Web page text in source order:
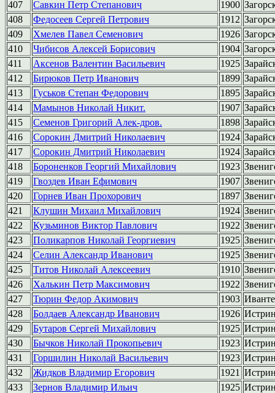
407 Савкин Петр Степанович 1900
408
Федосеев Сергей Петрович 1912
409
Хмелев Павел Семенович 1926
410
Чибисов Алексей Борисович 1904
411
Аксенов Валентин Васильевич 1925
412
Бирюков Петр Иванович 1899
413
Гуськов Степан Федорович 1895
414
Мамынов Николай Никит. 1907
415
Семенов Григорий Алек-дров. 1898
416
Сорокин Дмитрий Николаевич 1924
417
Сорокин Дмитрий Николаевич 1924
418
Бороненков Георгий Михайлович 1923
419
Гвоздев Иван Ефимович 1907
420
Горнев Иван Прохорович 1897
421
Клушин Михаил Михайлович 1924
422
Кузьминов Виктор Павлович 1922
423
Поликарпов Николай Георгиевич 1925
424
Селин Александр Иванович 1925
425
Титов Николай Алексеевич 1910
426
Халькин Петр Максимович 1922
427
Тюрин Федор Акимович 1903
428
Болдаев Александр Иванович 1926
429
Бутаров Сергей Михайлович 1925
430
Бычков Николай Прокопьевич 1923
431
Горшилин Николай Васильевич 1923
432
Жидков Владимир Егорович 1921
433
Зернов Владимир Ильич 1925